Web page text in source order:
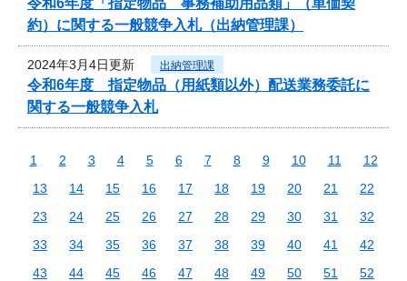
約）に関する一般競争入札（出納管理課）
2024年3月4日更新 出納管理課
令和6年度 指定物品（用紙類以外）配送業務委託に
関する一般競争入札
1 2 3 4 5 6 7 8 9 10 11
12
13
14 15 16 17 18 19 20 21
22
23
24 25 26 27 28 29 30 31
32
33
34 35 36 37 38 39 40 41
42
43
44 45 46 47 48 49 50 51
52